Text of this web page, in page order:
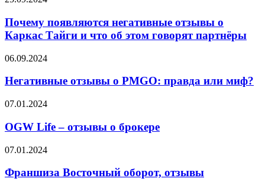
негативные
отзывы
о
Тайги
что
этом
партнёры
Почему появляются негативные отзывы о
Каркас Тайги и что об этом говорят партнёры
Негативные
о
правда
миф?
06.09.2024
Негативные отзывы о PMGO: правда или миф?
OGW
–
отзывы
о
брокере
07.01.2024
OGW Life – отзывы о брокере
Франшиза
оборот,
отзывы
07.01.2024
Франшиза Восточный оборот, отзывы